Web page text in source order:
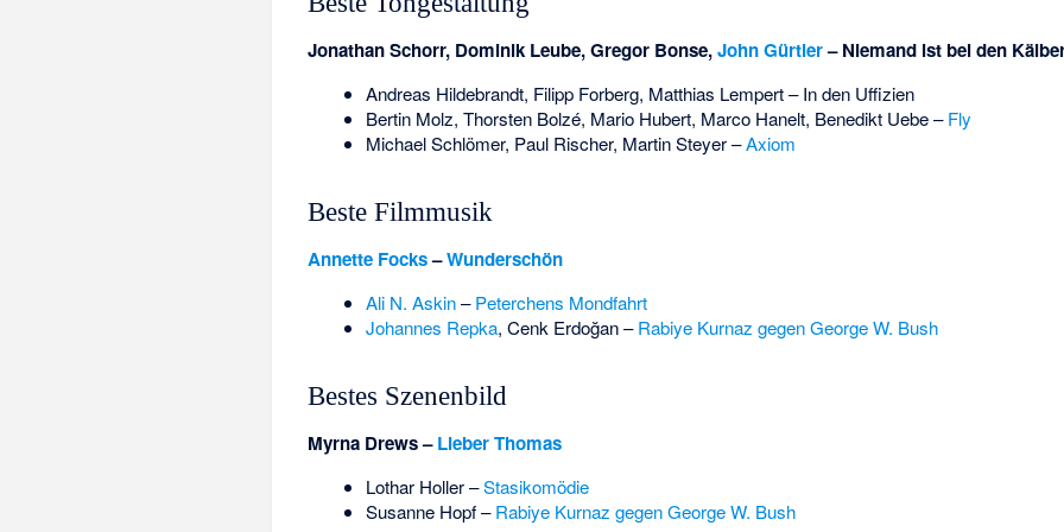
Jonathan Schorr, Dominik Leube,Gregor Bonse,John Gürtler–Niemand ist bei den
Andreas Hildebrandt, Filipp Forberg, Matthias Lempert–In den Uffizien
Bertin Molz, Thorsten Bolzé, Mario Hubert, Marco Hanelt, Benedikt Uebe–Fly
Michael Schlömer, Paul Rischer, Martin Steyer–Axiom
Beste Filmmusik
Annette Focks–Wunderschön
Ali N. Askin–Peterchens Mondfahrt
Johannes Repka, Cenk Erdoğan–Rabiye Kurnaz gegen George W. Bush
Bestes Szenenbild
Myrna Drews–Lieber Thomas
Lothar Holler–Stasikomödie
Susanne Hopf–Rabiye Kurnaz gegen George W. Bush